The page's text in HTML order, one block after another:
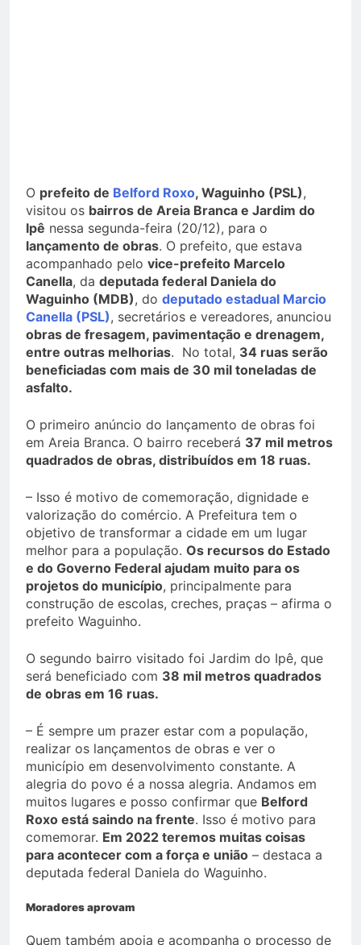
O prefeito de Belford Roxo, Waguinho (PSL),
visitou os bairros de Areia Branca e Jardim do
Ipê nessa segunda-feira (20/12), para o
lançamento de obras. O prefeito, que estava
acompanhado pelo vice-prefeito Marcelo
Canella, da deputada federal Daniela do
Waguinho (MDB), do deputado estadual Marcio
Canella (PSL), secretários e vereadores, anunciou
obras de fresagem, pavimentação e drenagem,
entre outras melhorias. No total, 34 ruas serão
beneficiadas com mais de 30 mil toneladas de
asfalto.
O primeiro anúncio do lançamento de obras foi
em Areia Branca. O bairro receberá 37 mil metros
quadrados de obras, distribuídos em 18 ruas.
– Isso é motivo de comemoração, dignidade e
valorização do comércio. A Prefeitura tem o
objetivo de transformar a cidade em um lugar
melhor para a população. Os recursos do Estado
e do Governo Federal ajudam muito para os
projetos do município, principalmente para
construção de escolas, creches, praças – afirma o
prefeito Waguinho.
O segundo bairro visitado foi Jardim do Ipê, que
será beneficiado com 38 mil metros quadrados
de obras em 16 ruas.
– É sempre um prazer estar com a população,
realizar os lançamentos de obras e ver o
município em desenvolvimento constante. A
alegria do povo é a nossa alegria. Andamos em
muitos lugares e posso confirmar que Belford
Roxo está saindo na frente. Isso é motivo para
comemorar. Em 2022 teremos muitas coisas
para acontecer com a força e união – destaca a
deputada federal Daniela do Waguinho.
Moradores aprovam
Quem também apoia e acompanha o processo de